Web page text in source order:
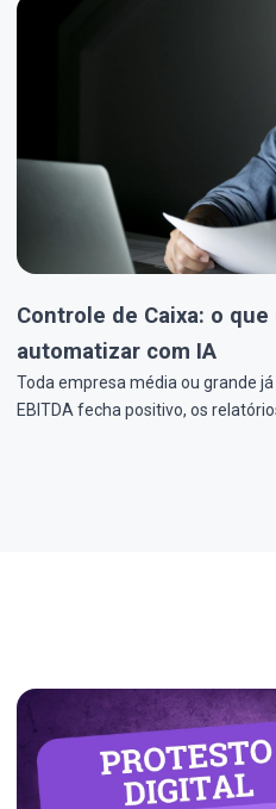
Controle de Caixa: o
automatizar com IA
Toda empresa média ou grande
EBITDA fecha positivo, os